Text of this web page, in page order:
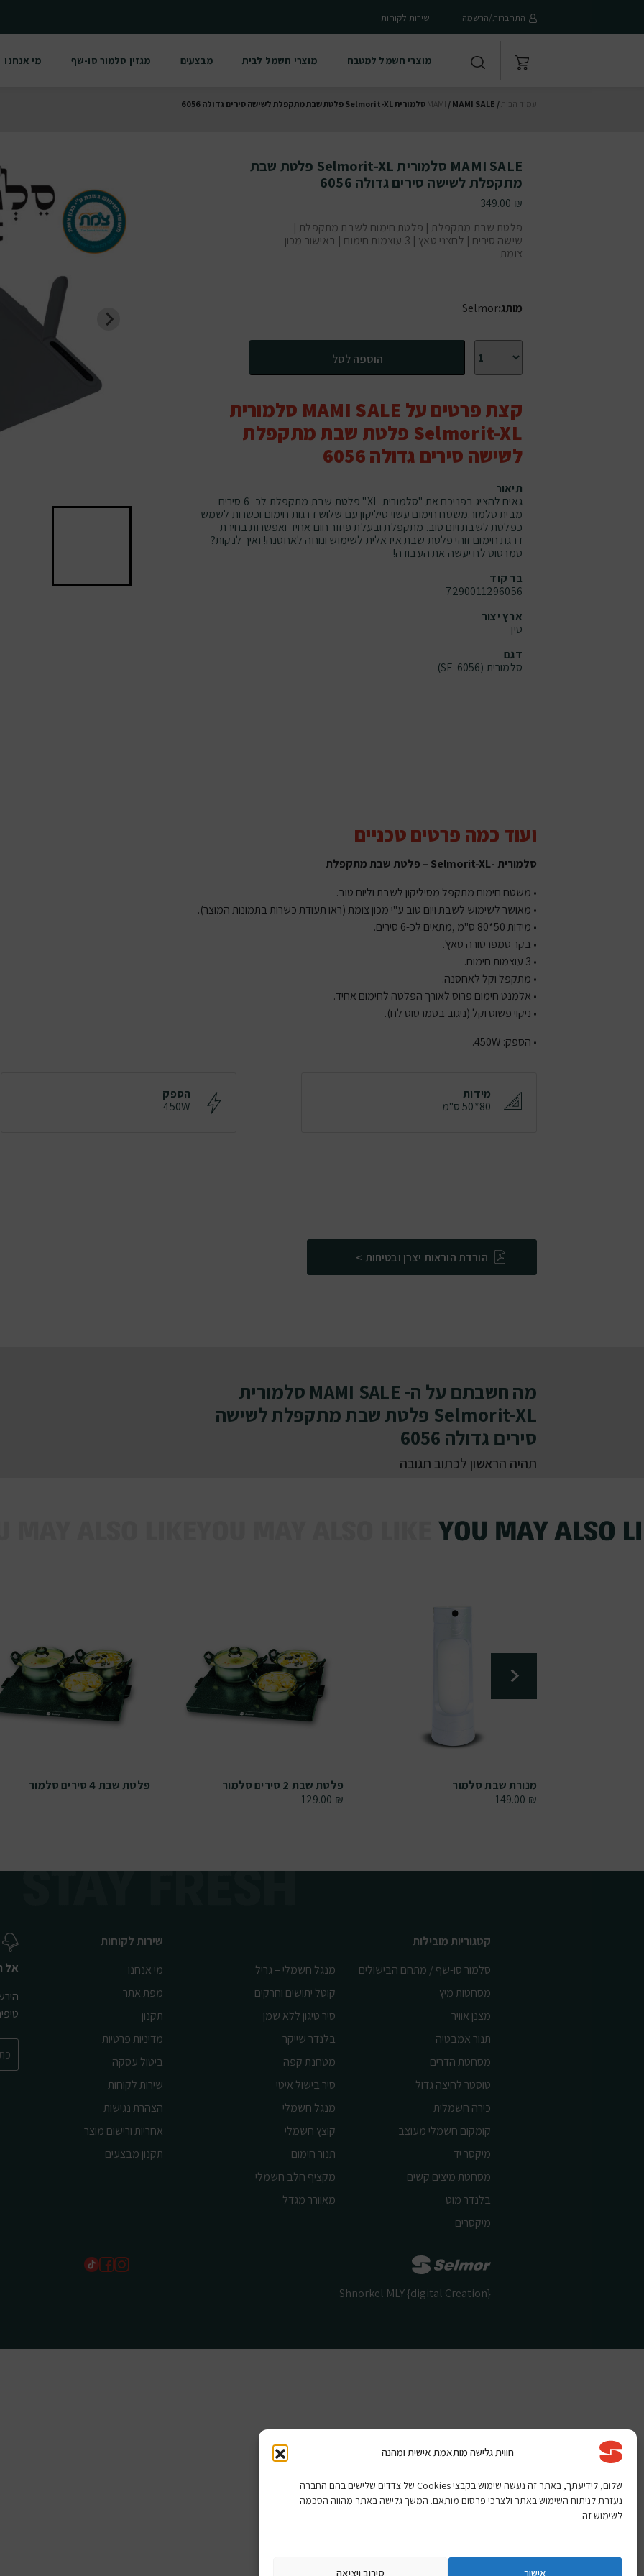
חווית גלישה מותאמת אישית ומהנה
שלום, לידיעתך, באתר זה נעשה שימוש בקבצי Cookies של צדדים שלישים בהם החברה
נעזרת לניתוח השימוש באתר ולצרכי פרסום מותאם. המשך גלישה באתר מהווה הסכמה
לשימוש זה.
אישור סירוב ויציאה
התחברות/הרשמה שירות לקוחות
מוצרי חשמל למטבח מוצרי חשמל לבית מבצעים מגזין סלמור סו-שף מי אנחנו
עמוד הבית /
MAMI / MAMI SALE סלמורית Selmorit-XL פלטת שבת מתקפלת לשישה סירים גדולה 6056
MAMI SALE סלמורית Selmorit-XL פלטת שבת
מתקפלת לשישה סירים גדולה 6056
349.00 ₪
פלטת שבת מתקפלת | פלטת חימום לשבת מתקפלת |
שישה סירים | לחצני טאץ | 3 עוצמות חימום | באישור מכון
צומת
מותג:Selmor
הוספה לסל
קצת פרטים על MAMI SALE סלמורית
Selmorit-XL פלטת שבת מתקפלת
לשישה סירים גדולה 6056
תיאור
גאים להציג בפניכם את "סלמורית-XL" פלטת שבת מתקפלת לכ- 6 סירים
מבית סלמור.משטח חימום עשוי סיליקון עם שלוש דרגות חימום וכשרות לשמש
כפלטת לשבת ויום טוב. מתקפלת ובעלת פיזור חום אחיד ואפשרות בחירת
דרגת חימום זוהי פלטת שבת אידאלית לשימוש ונוחה לאחסנה! ואיך לנקות?
סמרטוט לח יעשה את העבודה!
בר קוד
7290011296056
ארץ יצור
סין
דגם
סלמורית (6056-SE)
ועוד כמה פרטים טכניים
סלמורית -Selmorit-XL – פלטת שבת מתקפלת
• משטח חימום מתקפל מסיליקון לשבת וליום טוב.
• מאושר לשימוש לשבת ויום טוב ע"י מכון צומת (ראו תעודת כשרות בתמונות המוצר).
• מידות 50*80 ס"מ ,מתאים לכ-6 סירים.
• בקר טמפרטורה טאץ'.
• 3 עוצמות חימום.
• מתקפל וקל לאחסנה.
• אלמנט חימום פרוס לאורך הפלטה לחימום אחיד.
• ניקוי פשוט וקל (ניגוב בסמרטוט לח).
• הספק: 450W.
מידות
80*50 ס"מ
הספק
450W
הורדת הוראות יצרן ובטיחות >
מה חשבתם על ה- MAMI SALE סלמורית
Selmorit-XL פלטת שבת מתקפלת לשישה
סירים גדולה 6056
תהיה הראשון לכתוב תגובה
מנורת שבת סלמור
149.00 ₪
פלטת שבת 2 סירים סלמור
129.00 ₪
פלטת שבת 4 סירים סלמור
קטגוריות מובילות
סלמור סו-שף / מתחם הבישולים
מנגל חשמלי – גריל
מסחטות מיץ
קוטל יתושים וחרקים
מצנן אוויר
סיר טיגון ללא שמן
תנור אמבטיה
בלנדר שייקר
מסחטת הדרים
מטחנת קפה
טוסטר לחיצה גדול
סיר בישול איטי
כירה חשמלית
מנגל חשמלי
קומקום חשמלי מעוצב
קוצץ חשמלי
מיקסר יד
תנור חימום
מסחטת מיצים קשים
מקציף חלב חשמלי
בלנדר מוט
מאוורר מגדל
מיקסרים
שירות לקוחות
מי אנחנו
מפת אתר
תקנון
מדיניות פרטיות
ביטול עסקה
שירות לקוחות
הצהרת נגישות
אחריות ורישום מוצר
תקנון מבצעים
אל
Shnorkel MLY {digital Creation}